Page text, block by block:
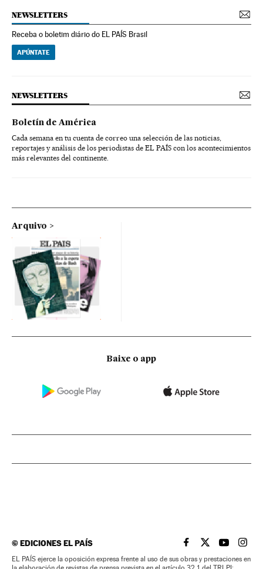
NEWSLETTERS
Receba o boletim diário do EL PAÍS Brasil
APÚNTATE
NEWSLETTERS
Boletín de América
Cada semana en tu cuenta de correo una selección de las noticias,
reportajes y análisis de los periodistas de EL PAÍS con los acontecimientos
más relevantes del continente.
Arquivo
Baixe o app
©EDICIONES EL PAÍS EL PAÍS BRASIL EN
EL PAÍSEL PAÍS
EL
EL PAÍS ejerce la oposición expresa frente al uso de sus obras y prestaciones en